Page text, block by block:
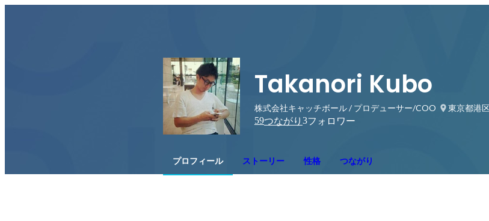
Takanori Kubo
株式会社キャッチボール / プロデューサー/COO
東京都港
59つながり 3フォロワー
プロフィール ストーリー 性格 つながり